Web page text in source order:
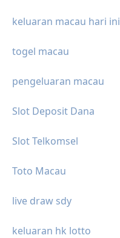
keluaran macau hari ini
togel macau
pengeluaran macau
Slot Deposit Dana
Slot Telkomsel
Toto Macau
live draw sdy
keluaran hk lotto